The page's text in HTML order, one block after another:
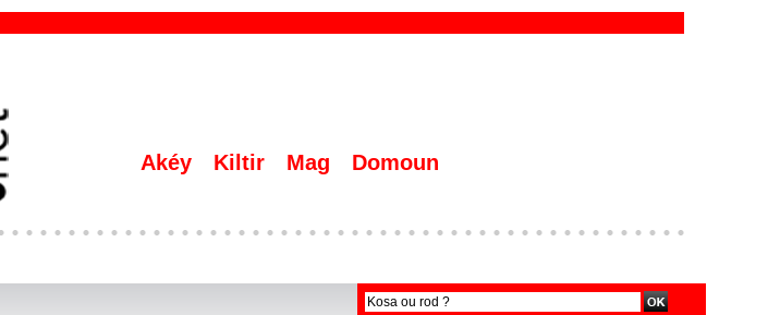
Akéy Kiltir Mag Domoun